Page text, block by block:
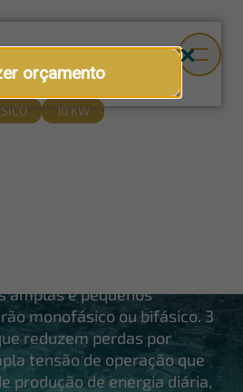
orçamento
10 KW
amplas e pequenos
monofásico ou bifásico. 3
reduzem perdas por
tensão de operação que
produção de energia diária,